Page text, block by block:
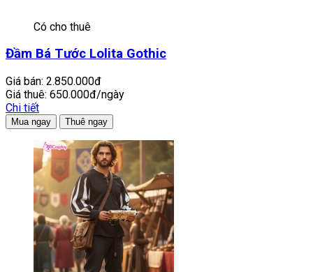
Có cho thuê
Đầm Bá Tước Lolita Gothic
Giá bán: 2.850.000đ
Giá thuê: 650.000đ/ngày
Chi tiết
Mua ngay Thuê ngay